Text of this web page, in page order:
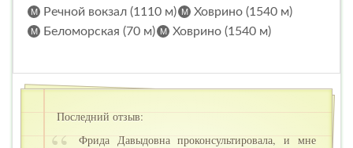
Речной вокзал (1110 м)
Ховрино (1540 м)
Беломорская (70 м)
Ховрино (1540 м)
Последний отзыв:
Фрида Давыдовна проконсультировала, и мне